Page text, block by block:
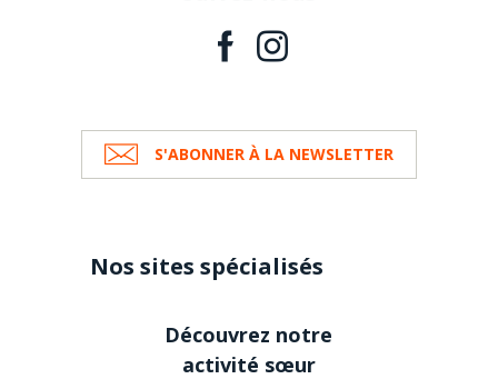
S'ABONNER À LA NEWSLETTER
Nos sites spécialisés
Découvrez notre
activité sœur